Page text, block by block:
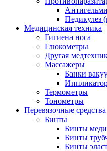
Педикулез
Медицинская техника
Гигиена носа
Глюкометры
Другая
Массажеры
Банки
Термометры
Тонометры
Перевязочные средства
Бинты
Бинты
Бинты
Бинты